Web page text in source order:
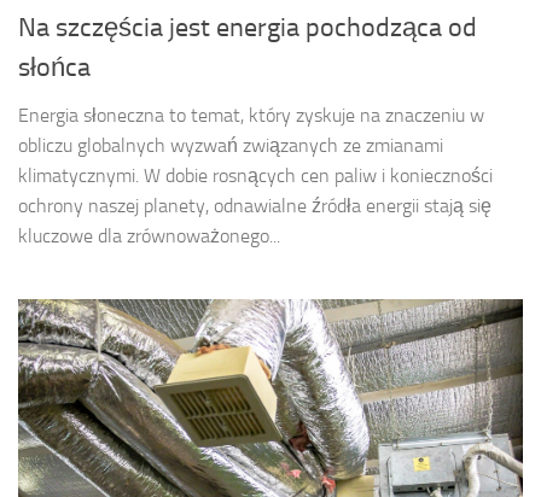
Na szczęścia jest energia pochodząca od
słońca
Energia słoneczna to temat, który zyskuje na znaczeniu w
obliczu globalnych wyzwań związanych ze zmianami
klimatycznymi. W dobie rosnących cen paliw i konieczności
ochrony naszej planety, odnawialne źródła energii stają się
kluczowe dla zrównoważonego...